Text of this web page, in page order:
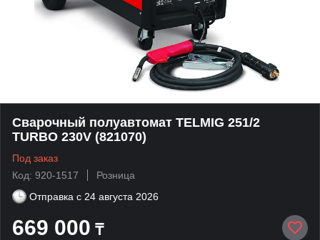
Сварочный полуавтомат TELMIG 251/2
TURBO 230V (821070)
Под заказ
Код: 920-1517
Розница
Отправка с 24 августа 2026
669 000 ₸